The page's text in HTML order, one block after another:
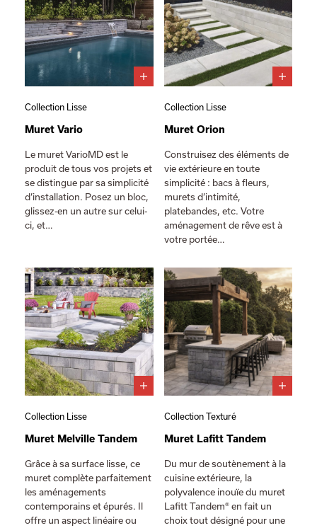
Collection Lisse
Muret Vario
Le muret VarioMD est le
produit de tous vos projets et
se distingue par sa simplicité
d’installation. Posez un bloc,
glissez-en un autre sur celui-
ci, et…
Collection Lisse
Muret Orion
Construisez des éléments de
vie extérieure en toute
simplicité : bacs à fleurs,
murets d’intimité,
platebandes, etc. Votre
aménagement de rêve est à
votre portée…
Collection Lisse
Muret Melville Tandem
Grâce à sa surface lisse, ce
muret complète parfaitement
les aménagements
contemporains et épurés. Il
offre un aspect linéaire ou
Collection Texturé
Muret Lafitt Tandem
Du mur de soutènement à la
cuisine extérieure, la
polyvalence inouïe du muret
Lafitt Tandem® en fait un
choix tout désigné pour une